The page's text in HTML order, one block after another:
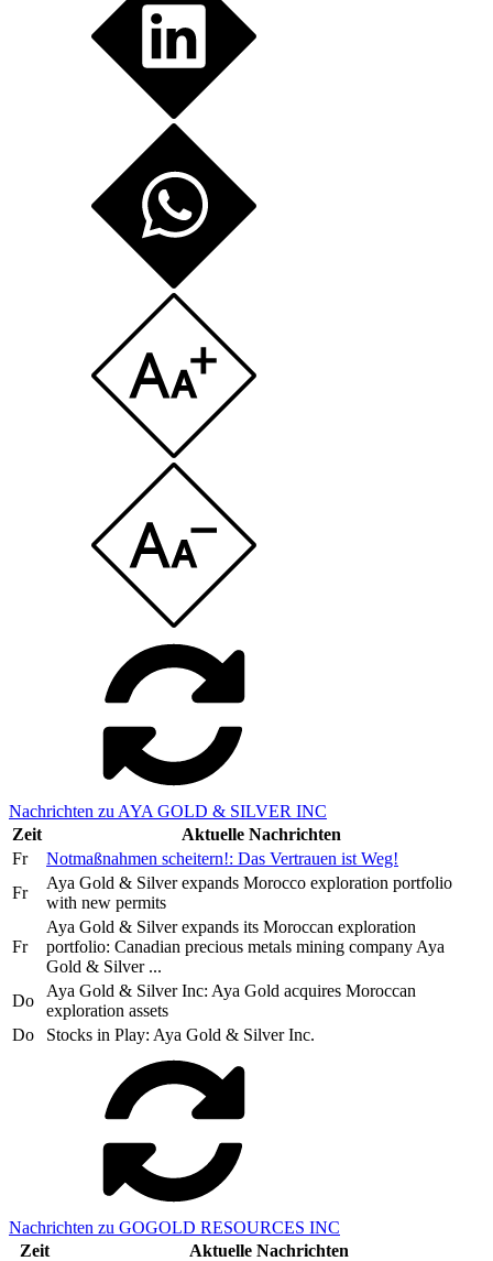
Nachrichten zu AYA GOLD & SILVER INC
Zeit
Aktuelle Nachrichten
Fr
Notmaßnahmen scheitern!: Das Vertrauen ist Weg!
Fr
Aya Gold & Silver expands Morocco exploration portfolio
with new permits
Fr
Aya Gold & Silver expands its Moroccan exploration
portfolio: Canadian precious metals mining company Aya
Gold & Silver ...
Do
Aya Gold & Silver Inc: Aya Gold acquires Moroccan
exploration assets
Do
Stocks in Play: Aya Gold & Silver Inc.
Nachrichten zu GOGOLD RESOURCES INC
Zeit
Aktuelle Nachrichten